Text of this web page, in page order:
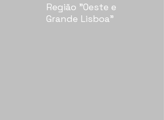
Região "Oeste e
Grande Lisboa"